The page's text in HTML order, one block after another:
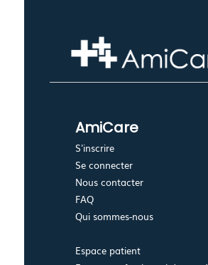
AmiCare
S'inscrire
Se connecter
Nous contacter
FAQ
Qui sommes-nous
Espace patient